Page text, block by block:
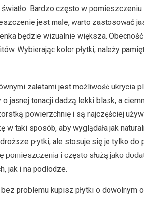
Bardzo często w
jest małe, warto zastosować
będzie wizualnie większa.
Wybierając kolor płytki, należy
zaletami jest możliwość ukrycia
o jasnej tonacji dadzą lekki blask, a
powierzchnię i są najczęściej
w taki sposób, aby wyglądała jak
płytki, ale stosuje się je tylko
pomieszczenia i często służą jako
jak i na podłodze.
bez problemu kupisz płytki o dowolnym